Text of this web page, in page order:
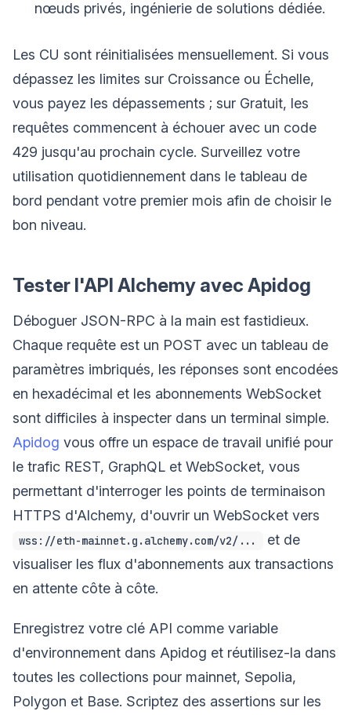
nœuds privés, ingénierie de solutions dédiée.
Les CU sont réinitialisées mensuellement. Si vous
dépassez les limites sur Croissance ou Échelle,
vous payez les dépassements ; sur Gratuit, les
requêtes commencent à échouer avec un code
429 jusqu'au prochain cycle. Surveillez votre
utilisation quotidiennement dans le tableau de
bord pendant votre premier mois afin de choisir le
bon niveau.
Tester l'API Alchemy avec Apidog
Déboguer JSON-RPC à la main est fastidieux.
Chaque requête est un POST avec un tableau de
paramètres imbriqués, les réponses sont encodées
en hexadécimal et les abonnements WebSocket
sont difficiles à inspecter dans un terminal simple.
Apidog vous offre un espace de travail unifié pour
le trafic REST, GraphQL et WebSocket, vous
permettant d'interroger les points de terminaison
HTTPS d'Alchemy, d'ouvrir un WebSocket vers
wss://eth-mainnet.g.alchemy.com/v2/...
et de
visualiser les flux d'abonnements aux transactions
en attente côte à côte.
Enregistrez votre clé API comme variable
d'environnement dans Apidog et réutilisez-la dans
toutes les collections pour mainnet, Sepolia,
Polygon et Base. Scriptez des assertions sur les